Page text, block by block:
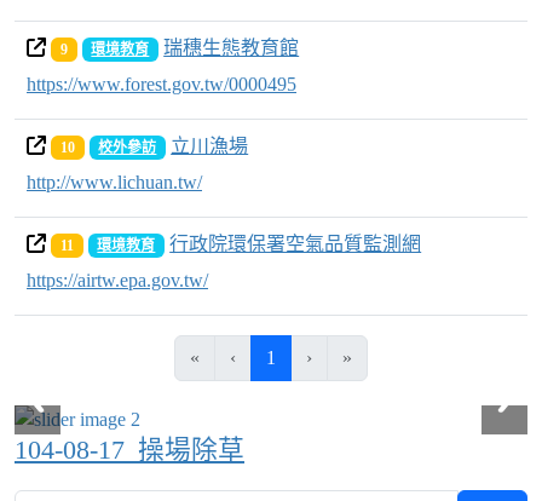
9 環境教育
瑞穗生態教育館
https://www.forest.gov.tw/0000495
10 校外參訪
立川漁場
http://www.lichuan.tw/
11 環境教育
行政院環保署空氣品質監測網
https://airtw.epa.gov.tw/
« ‹ 1 (目前頁次)
› »
104-08-17_操場除草